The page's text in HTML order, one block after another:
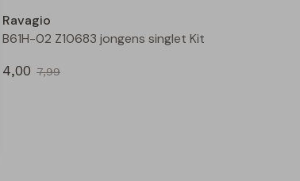
Ravagio
B61H-02 Z10683 jongens singlet Kit
4,00 7,99